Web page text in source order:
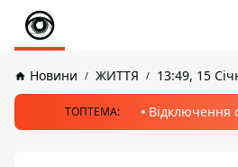
Новини ЖИТТЯ 13:49, 15
ТОПТЕМА: Відключення